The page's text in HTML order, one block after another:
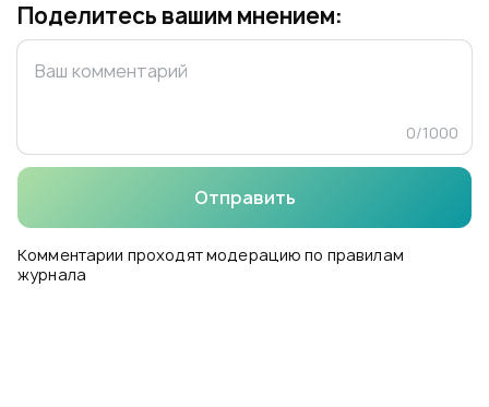
Поделитесь вашим мнением:
0/1000
Комментарии проходят модерацию по правилам
журнала
Отправить